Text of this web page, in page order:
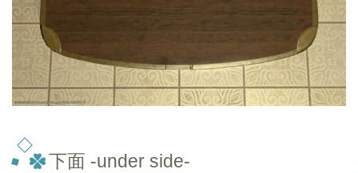
下面 -under side-